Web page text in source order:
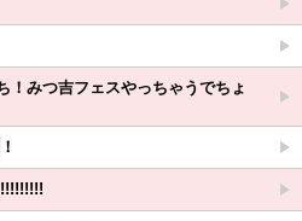
！みつ吉フェスやっちゃうでちょ